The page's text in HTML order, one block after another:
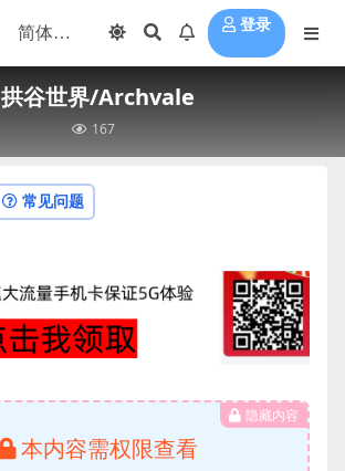
登录
拱谷世界/Archvale
167
常见问题
隐藏内容
本内容需权限查看